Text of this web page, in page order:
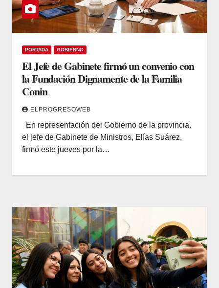
PORTADA GOBIERNO
El Jefe de Gabinete firmó un convenio con
la Fundación Dignamente de la Familia
Conin
ELPROGRESOWEB
En representación del Gobierno de la provincia,
el jefe de Gabinete de Ministros, Elías Suárez,
firmó este jueves por la…